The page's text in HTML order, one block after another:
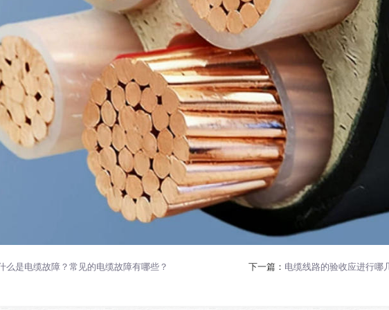
么是电缆故障？常见的电缆故障有哪些？ 下一篇： 电缆线路的验收应进行哪